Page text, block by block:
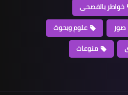
خواطر بالفصحى
صور
علوم وبحوث
منوعات